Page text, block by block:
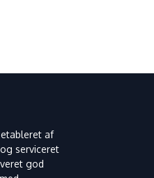
af
serviceret
god